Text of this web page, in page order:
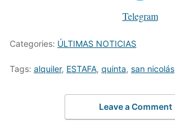
Telegram
Categories: ÚLTIMAS NOTICIAS
Tags: alquiler, ESTAFA, quinta, san nicolás
Leave a Comment